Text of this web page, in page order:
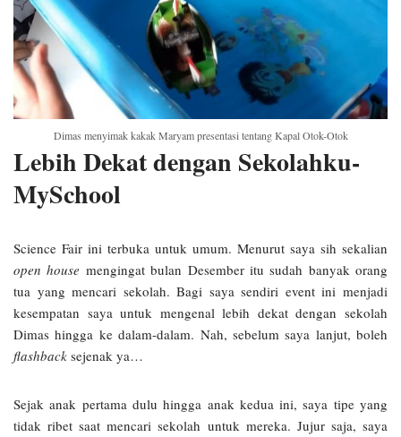
Dimas menyimak kakak Maryam presentasi tentang Kapal Otok-Otok
Lebih Dekat dengan Sekolahku-
MySchool
Science Fair ini terbuka untuk umum. Menurut saya sih sekalian
open house mengingat bulan Desember itu sudah banyak orang
tua yang mencari sekolah. Bagi saya sendiri event ini menjadi
kesempatan saya untuk mengenal lebih dekat dengan sekolah
Dimas hingga ke dalam-dalam. Nah, sebelum saya lanjut, boleh
flashback sejenak ya…
Sejak anak pertama dulu hingga anak kedua ini, saya tipe yang
tidak ribet saat mencari sekolah untuk mereka. Jujur saja, saya